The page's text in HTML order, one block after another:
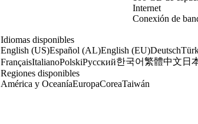
Internet
Conexión de
Idiomas disponibles
English (US)Español (AL)English (EU)Deutsch
FrançaisItalianoPolskiРусский한국어繁體中文 日
Regiones disponibles
América y OceaníaEuropaCoreaTaiwán